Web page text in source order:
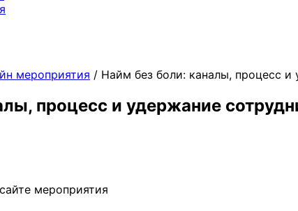
мероприятия / Найм без боли: каналы, процесс и
процесс и удержание
мероприятия